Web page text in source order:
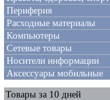
Периферия
Расходные материалы
Компьютеры
Сетевые товары
Носители информации
Аксессуары мобильные
Товары за 10 дней